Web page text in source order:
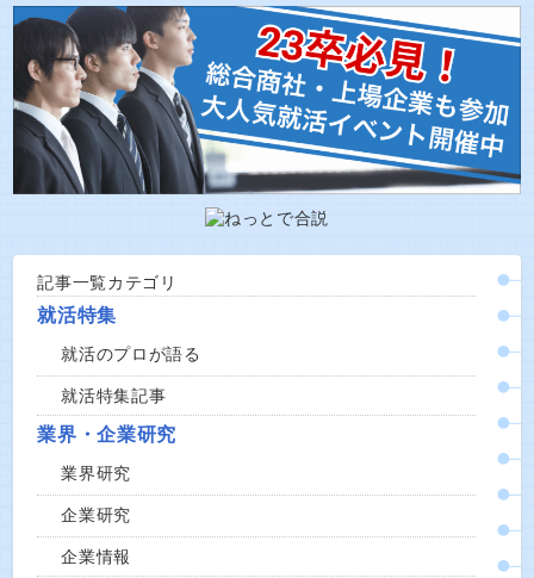
記事一覧カテゴリ
就活特集
就活のプロが語る
就活特集記事
業界・企業研究
業界研究
企業研究
企業情報